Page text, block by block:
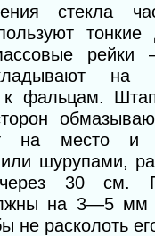
стекла
тонкие
рейки
на
фальцам.
на место и
шурупами,
30 см.
на 3—5 мм
не расколоть